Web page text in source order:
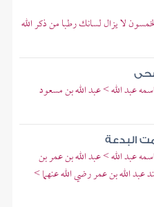
لا يزال لسانك رطبا من ذكر الله
عبد الله > عبد الله بن مسعود
البدعة
عبد الله > عبد الله بن عمر بن
عبد الله بن عمر رضي الله عنهما >